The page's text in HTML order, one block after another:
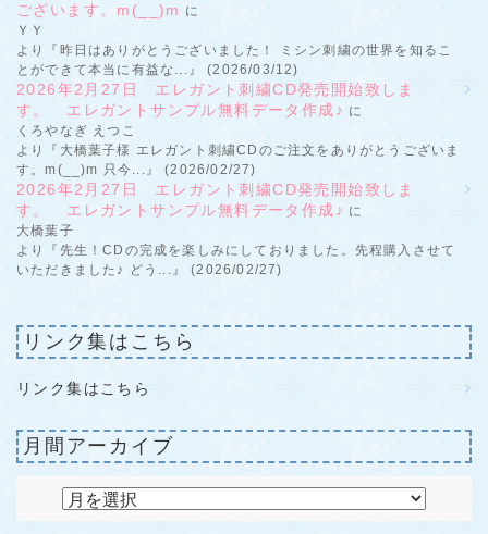
ございます。m(__)m に
ＹＹ
より『昨日はありがとうございました！ ミシン刺繍の世界を知るこ
とができて本当に有益な...』 (2026/03/12)
2026年2月27日 エレガント刺繍CD発売開始致しま
す。 エレガントサンプル無料データ作成♪ に
くろやなぎ えつこ
より『大橋葉子様 エレガント刺繍CDのご注文をありがとうございま
す。m(__)m 只今...』 (2026/02/27)
2026年2月27日 エレガント刺繍CD発売開始致しま
す。 エレガントサンプル無料データ作成♪ に
大橋葉子
より『先生！CDの完成を楽しみにしておりました。先程購入させて
いただきました♪ どう...』 (2026/02/27)
リンク集はこちら
リンク集はこちら
月間アーカイブ